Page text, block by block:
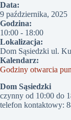
Data:
9 października, 2025
Godzina:
10:00 - 18:00
Lokalizacja:
Dom Sąsiedzki ul.
Kalendarz:
Godziny otwarcia
Dom Sąsiedzki
czynny od 10:00 do
telefon kontaktowy: